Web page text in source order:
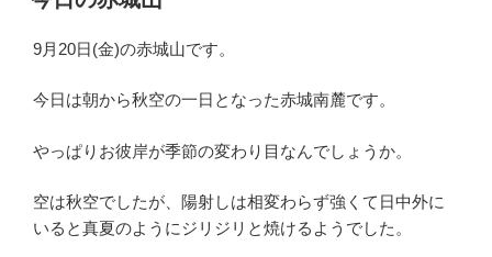
日:
9月20日(金)の赤城山です。
今日は朝から秋空の一日となった赤城南麓です。
やっぱりお彼岸が季節の変わり目なんでしょうか。
空は秋空でしたが、陽射しは相変わらず強くて日中外に
いると真夏のようにジリジリと焼けるようでした。